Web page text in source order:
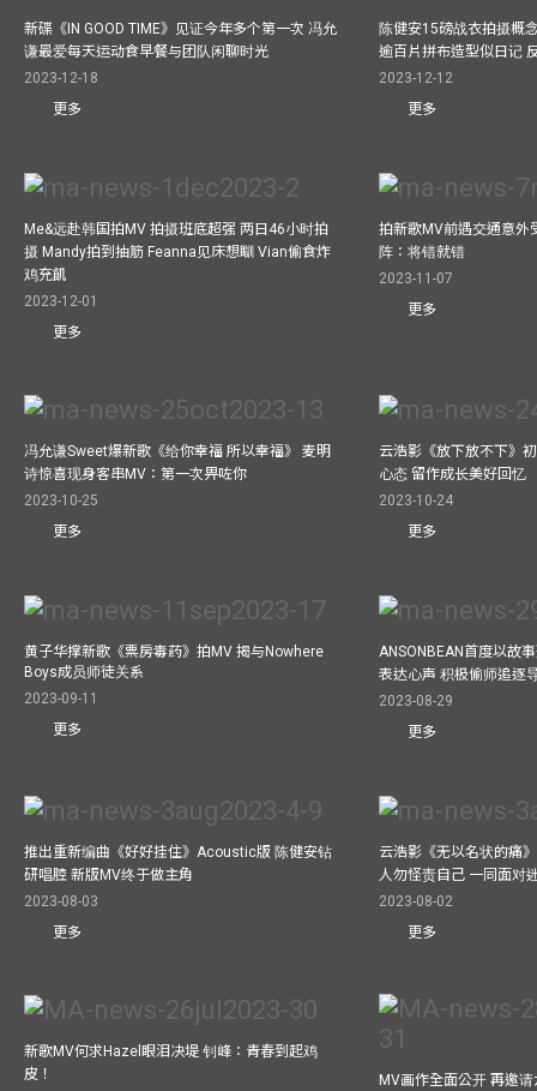
新碟《IN GOOD TIME》见证今年多个第一次 冯允
谦最爱每天运动食早餐与团队闲聊时光
2023-12-18
更多
陈健安15磅战衣拍摄概
逾百片拼布造型似日记
2023-12-12
更多
Me&远赴韩国拍MV 拍摄班底超强 两日46小时拍
摄 Mandy拍到抽筋 Feanna见床想瞓 Vian偷食炸
鸡充飢
2023-12-01
更多
拍新歌MV前遇交通意外
阵：将错就错
2023-11-07
更多
冯允谦Sweet爆新歌《给你幸福 所以幸福》 麦明
诗惊喜现身客串MV：第一次畀咗你
2023-10-25
更多
云浩影《放下放不下》
心态 留作成长美好回忆
2023-10-24
更多
黄子华撑新歌《票房毒药》拍MV 揭与Nowhere
Boys成员师徒关系
2023-09-11
更多
ANSONBEAN首度以故
表达心声 积极偷师追逐
2023-08-29
更多
推出重新编曲《好好挂住》Acoustic版 陈健安钻
研唱腔 新版MV终于做主角
2023-08-03
更多
云浩影《无以名状的痛
人勿怪责自己 一同面对
2023-08-02
更多
新歌MV何求Hazel眼泪决堤 钊峰：青春到起鸡
皮！
MV画作全面公开 再邀